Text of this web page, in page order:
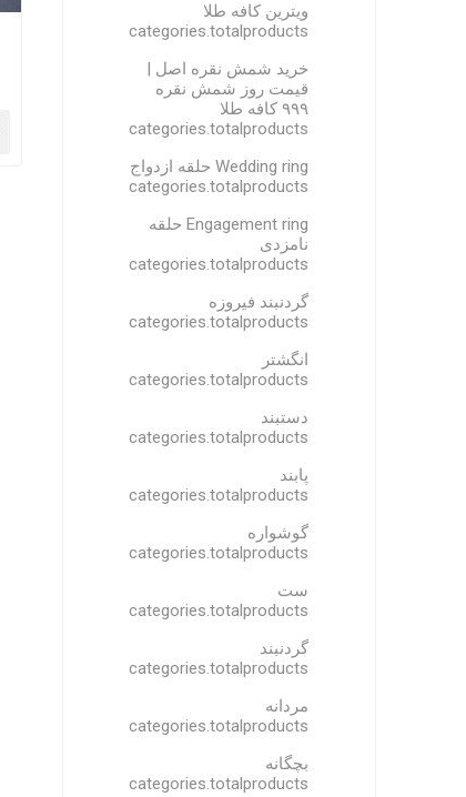
ویترین کافه طلا
categories.totalproducts
خرید شمش نقره اصل |
قیمت روز شمش نقره
۹۹۹ کافه طلا
categories.totalproducts
Wedding ring حلقه ازدواج
categories.totalproducts
Engagement ring حلقه
نامزدی
categories.totalproducts
گردنبند فیروزه
categories.totalproducts
انگشتر
categories.totalproducts
دستبند
categories.totalproducts
پابند
categories.totalproducts
گوشواره
categories.totalproducts
ست
categories.totalproducts
گردنبند
categories.totalproducts
مردانه
categories.totalproducts
بچگانه
categories.totalproducts